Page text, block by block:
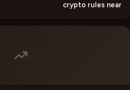
crypto rules near